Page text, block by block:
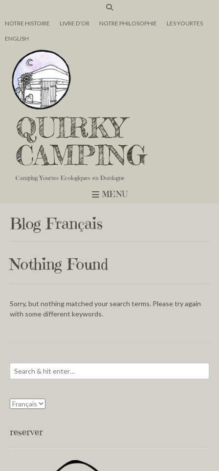
NOTRE HISTOIRE LIVRE D’OR NOTRE PHILOSOPHIE LES YOURTES
ENGLISH
QUIRKY
CAMPING
Camping Yourtes Ecologiques en Dordogne
MENU
Blog Français
Nothing Found
Sorry, but nothing matched your search terms. Please try again
with some different keywords.
reserver